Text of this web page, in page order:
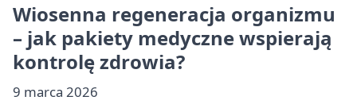
Wiosenna regeneracja organizmu
– jak pakiety medyczne wspierają
kontrolę zdrowia?
9 marca 2026